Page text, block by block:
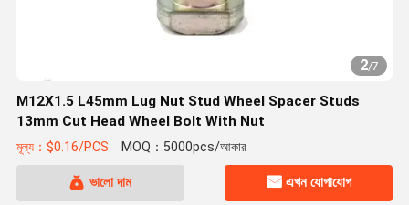
2/7
M12X1.5 L45mm Lug Nut Stud Wheel Spacer Studs
13mm Cut Head Wheel Bolt With Nut
মূল্য：$0.16/PCS MOQ：5000pcs/আকার
ভালো দাম এখন যোগাযোগ